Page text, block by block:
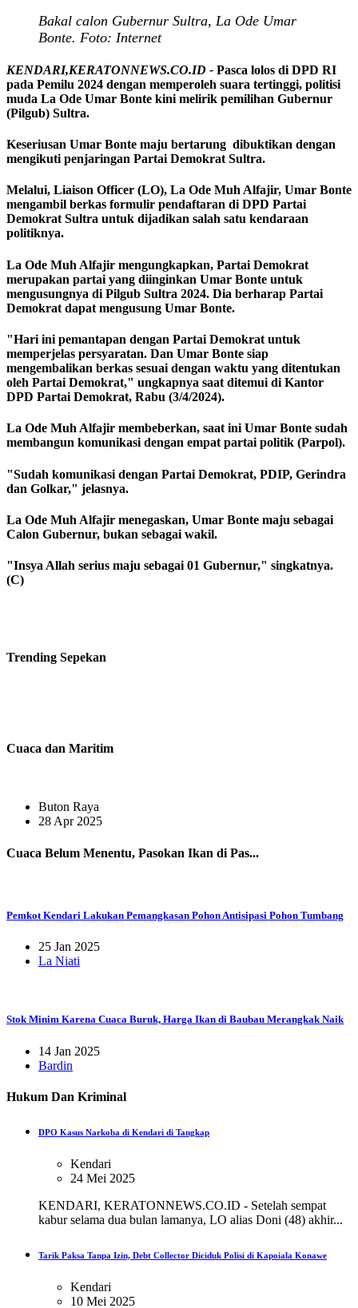
Bakal calon Gubernur Sultra, La Ode Umar
Bonte. Foto: Internet
KENDARI,KERATONNEWS.CO.ID - Pasca lolos di DPD RI
pada Pemilu 2024 dengan memperoleh suara tertinggi, politisi
muda La Ode Umar Bonte kini melirik pemilihan Gubernur
(Pilgub) Sultra.
Keseriusan Umar Bonte maju bertarung dibuktikan dengan
mengikuti penjaringan Partai Demokrat Sultra.
Melalui, Liaison Officer (LO), La Ode Muh Alfajir, Umar Bonte
mengambil berkas formulir pendaftaran di DPD Partai
Demokrat Sultra untuk dijadikan salah satu kendaraan
politiknya.
La Ode Muh Alfajir mengungkapkan, Partai Demokrat
merupakan partai yang diinginkan Umar Bonte untuk
mengusungnya di Pilgub Sultra 2024. Dia berharap Partai
Demokrat dapat mengusung Umar Bonte.
"Hari ini pemantapan dengan Partai Demokrat untuk
memperjelas persyaratan. Dan Umar Bonte siap
mengembalikan berkas sesuai dengan waktu yang ditentukan
oleh Partai Demokrat," ungkapnya saat ditemui di Kantor
DPD Partai Demokrat, Rabu (3/4/2024).
La Ode Muh Alfajir membeberkan, saat ini Umar Bonte sudah
membangun komunikasi dengan empat partai politik (Parpol).
"Sudah komunikasi dengan Partai Demokrat, PDIP, Gerindra
dan Golkar," jelasnya.
La Ode Muh Alfajir menegaskan, Umar Bonte maju sebagai
Calon Gubernur, bukan sebagai wakil.
"Insya Allah serius maju sebagai 01 Gubernur," singkatnya.
(C)
Trending Sepekan
Cuaca dan Maritim
Buton Raya
28 Apr 2025
Cuaca Belum Menentu, Pasokan Ikan di Pas...
Pemkot Kendari Lakukan Pemangkasan Pohon Antisipasi Pohon Tumbang
25 Jan 2025
La Niati
Stok Minim Karena Cuaca Buruk, Harga Ikan di Baubau Merangkak Naik
14 Jan 2025
Bardin
Hukum Dan Kriminal
DPO Kasus Narkoba di Kendari di Tangkap
Kendari
24 Mei 2025
KENDARI, KERATONNEWS.CO.ID - Setelah sempat
kabur selama dua bulan lamanya, LO alias Doni (48) akhir...
Tarik Paksa Tanpa Izin, Debt Collector Diciduk Polisi di Kapoiala Konawe
Kendari
10 Mei 2025